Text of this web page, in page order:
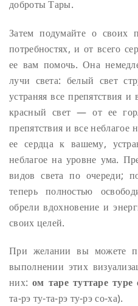
доброты Тары.
Затем подумайте о своих
потребностях, и от всего
ее вам помочь. Она
лучи света: белый свет
устраняя все препятствия и
красный свет — от ее
препятствия и все
ее сердца к вашему,
неблагое на уровне ума.
видов света по очереди;
теперь полностью
обрели вдохновение и
своих целей.
При желании вы можете
выполнении этих
них:ом таре туттаре туре
та-рэ ту-та-рэ ту-рэ со-ха).